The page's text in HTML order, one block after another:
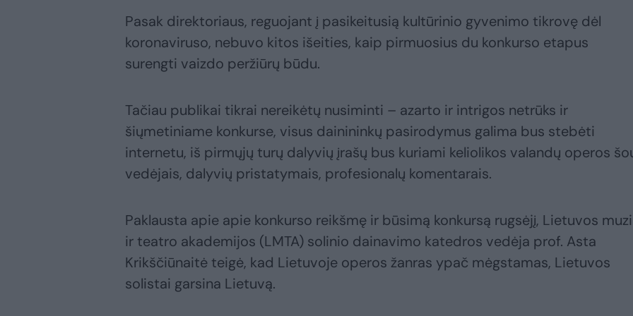
Pasak direktoriaus, reguojant į pasikeitusią kultūrinio gyvenimo tikrovę dėl
koronaviruso, nebuvo kitos išeities, kaip pirmuosius du konkurso etapus
surengti vaizdo peržiūrų būdu.
Tačiau publikai tikrai nereikėtų nusiminti – azarto ir intrigos netrūks ir
šiųmetiniame konkurse, visus dainininkų pasirodymus galima bus stebėti
internetu, iš pirmųjų turų dalyvių įrašų bus kuriami keliolikos valandų operos
vedėjais, dalyvių pristatymais, profesionalų komentarais.
Paklausta apie apie konkurso reikšmę ir būsimą konkursą rugsėjį, Lietuvos
ir teatro akademijos (LMTA) solinio dainavimo katedros vedėja prof. Asta
Krikščiūnaitė teigė, kad Lietuvoje operos žanras ypač mėgstamas, Lietuvos
solistai garsina Lietuvą.